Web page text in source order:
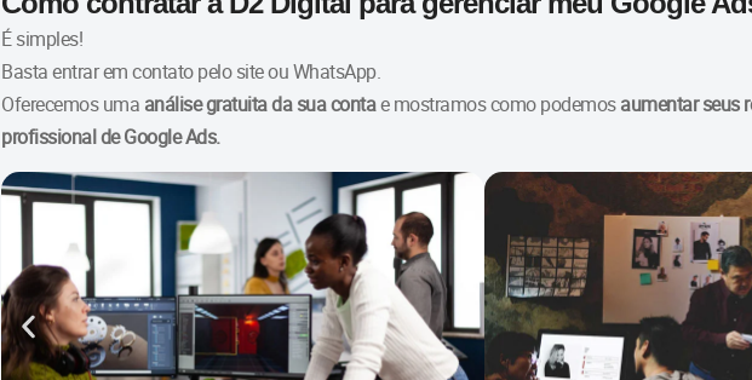
É simples!
Basta entrar em contato pelo site ou WhatsApp.
Oferecemos uma análise gratuita da sua contae mostramos como podemos aumentar seus
profissional de Google Ads.